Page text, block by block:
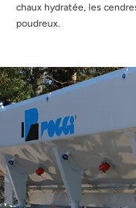
chaux hydratée, les
poudreux.